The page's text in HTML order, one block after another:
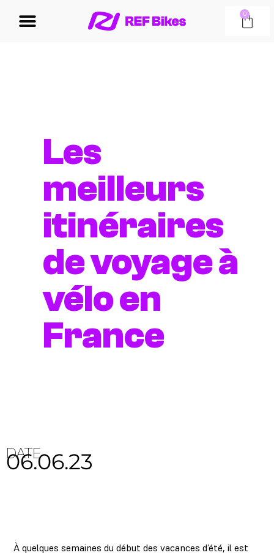
0
Les
meilleurs
itinéraires
de voyage à
vélo en
France
DATE
06.06.23
À quelques semaines du début des vacances d’été, il est